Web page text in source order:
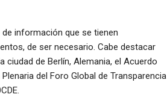
información que se tienen
de ser necesario. Cabe destacar
de Berlín, Alemania, el Acuerdo
del Foro Global de Transparencia